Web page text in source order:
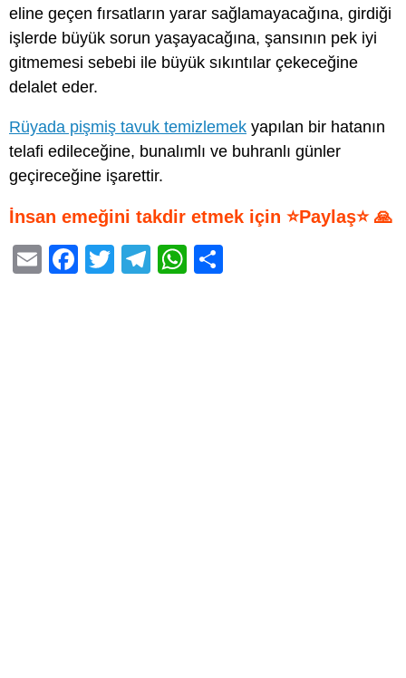
eline geçen fırsatların yarar sağlamayacağına, girdiği
işlerde büyük sorun yaşayacağına, şansının pek iyi
gitmemesi sebebi ile büyük sıkıntılar çekeceğine
delalet eder.
Rüyada pişmiş tavuk temizlemek yapılan bir hatanın
telafi edileceğine, bunalımlı ve buhranlı günler
geçireceğine işarettir.
İnsan emeğini takdir etmek için ⭐Paylaş⭐ 🙏
E
F
T
T
W